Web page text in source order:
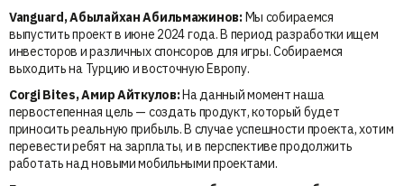
Vanguard, АбылайханАбильмажинов:Мы собираемся
выпустить проект в июне 2024 года. В период разработки ищем
инвесторов и различных спонсоров для игры. Собираемся
выходить на Турцию и восточную Европу.
Corgi Bites, Амир Айткулов:На данный момент наша
первостепенная цель — создать продукт, который будет
приносить реальную прибыль. В случае успешности проекта, хотим
перевести ребят на зарплаты, и в перспективе продолжить
работать над новыми мобильными проектами.